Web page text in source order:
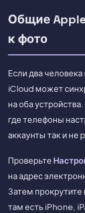
Общие
к фото
Если два
iCloud может
на оба
где телефоны
аккаунты так и не
Проверьте
на адрес
Затем прокрутите
там есть iPhone,